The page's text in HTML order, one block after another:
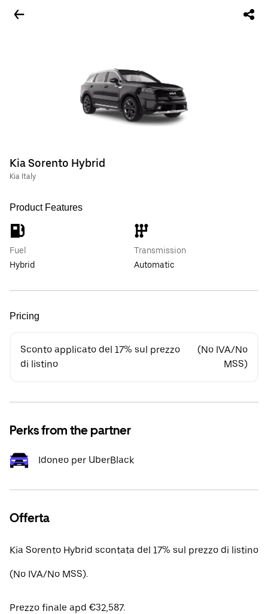
Kia Sorento Hybrid
Kia Italy
Product Features
Fuel
Hybrid
Transmission
Automatic
Pricing
Sconto applicato del 17% sul prezzo
di listino
(No IVA/No
MSS)
Perks from the partner
Idoneo per UberBlack
Offerta
Kia Sorento Hybrid scontata del 17% sul prezzo di listino
(No IVA/No MSS).
Prezzo finale apd €32,587.